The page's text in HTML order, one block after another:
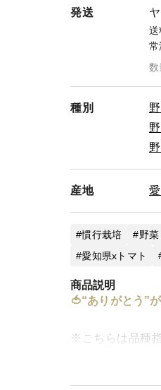
発送
送
常
数
種別
産地
慣行栽培 野菜
愛知県xトマト
商品説明
🍅“ありがとう”
※こちらは品種